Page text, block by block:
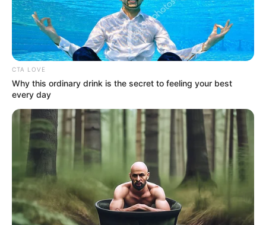
CTA LOVE
Why this ordinary drink is the secret to feeling your best
every day